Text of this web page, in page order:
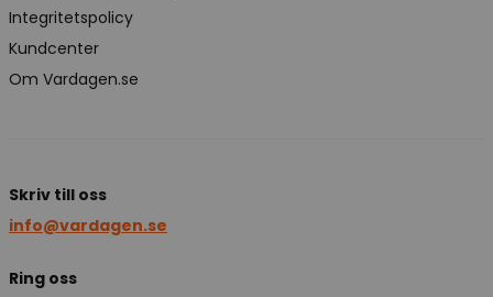
Integritetspolicy
Kundcenter
Om Vardagen.se
Skriv till oss
info@vardagen.se
Ring oss